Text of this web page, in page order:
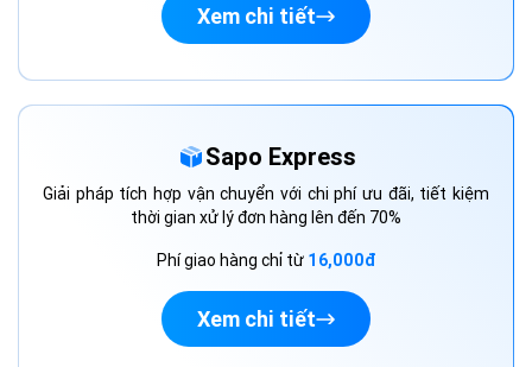
Xem chi tiết
Sapo Express
Giải pháp tích hợp vận chuyển với chi phí ưu đãi, tiết kiệm
thời gian xử lý đơn hàng lên đến 70%
Phí giao hàng chỉ từ 16,000đ
Xem chi tiết